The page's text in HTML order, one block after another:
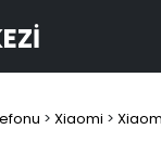
> Xiaomi >